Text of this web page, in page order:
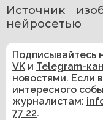
Источник
нейросетью
Подписывайтесь
VK и Telegram-
новостями. Если
интересного
журналистам:
77 22.